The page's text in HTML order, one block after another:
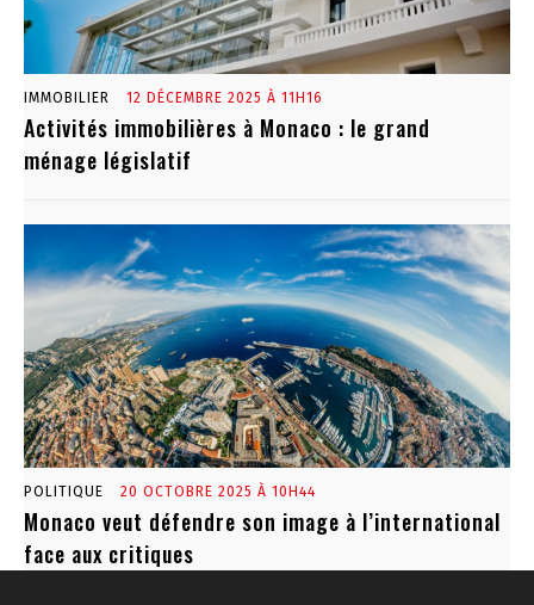
IMMOBILIER 12 DÉCEMBRE 2025 À 11H16
Activités immobilières à Monaco : le grand
ménage législatif
POLITIQUE 20 OCTOBRE 2025 À 10H44
Monaco veut défendre son image à l’international
face aux critiques